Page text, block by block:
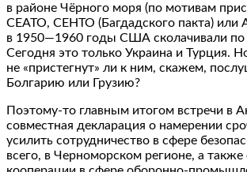
в районе Чёрного моря (по мотивам
СЕАТО, СЕНТО (Багдадского пакта)
в 1950—1960 годы США сколачивали по
Сегодня это только Украина и Турция.
не «пристегнут» ли к ним, скажем,
Болгарию или Грузию?
Поэтому-то главным итогом встречи в
совместная декларация о намерении
усилить сотрудничество в сфере
всего, в Черноморском регионе, а также